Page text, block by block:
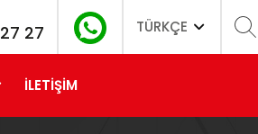
27 TÜRKÇE
İLETİŞİM